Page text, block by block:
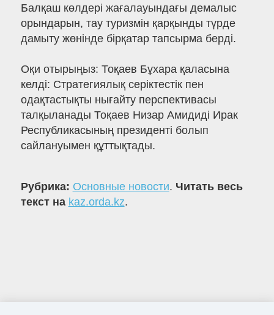
Балқаш көлдері жағалауындағы демалыс
орындарын, тау туризмін қарқынды түрде
дамыту жөнінде бірқатар тапсырма берді.
Оқи отырыңыз: Тоқаев Бұхара қаласына
келді: Стратегиялық серіктестік пен
одақтастықты нығайту перспективасы
талқыланады Тоқаев Низар Амидиді Ирак
Республикасының президенті болып
сайлануымен құттықтады.
Рубрика: Основные новости. Читать весь
текст на kaz.orda.kz.